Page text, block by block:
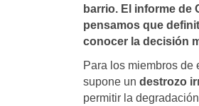
barrio. El informe de
pensamos que
conocer la decisión
Para los miembros de
supone un destrozo
permitir la